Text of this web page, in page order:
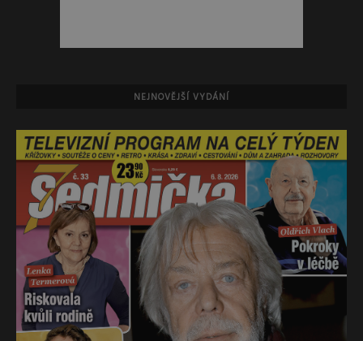
NEJNOVĚJŠÍ VYDÁNÍ